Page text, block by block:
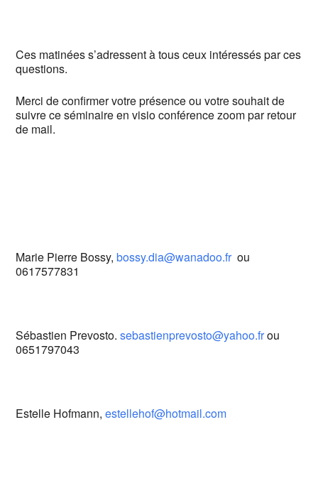
Ces matinées s’adressent à tous ceux intéressés par ces
questions.
Merci de confirmer votre présence ou votre souhait de
suivre ce séminaire en visio conférence zoom par retour
de mail.
Marie Pierre Bossy,bossy.dia@wanadoo.frou
0617577831
Sébastien Prevosto.sebastienprevosto@yahoo.frou
0651797043
Estelle Hofmann,estellehof@hotmail.com